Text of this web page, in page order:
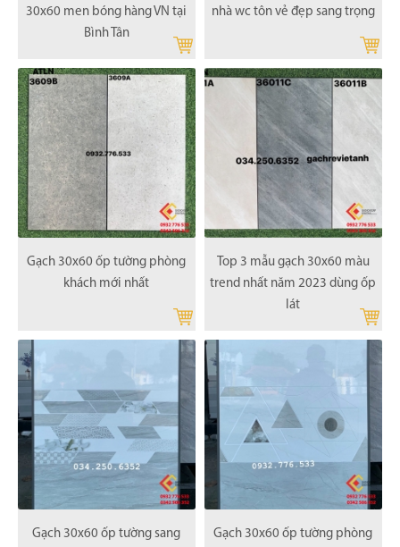
30x60 men bóng hàng VN tại
Bình Tân
nhà wc tôn vẻ đẹp sang trọng
Gạch 30x60 ốp tường phòng
khách mới nhất
Top 3 mẫu gạch 30x60 màu
trend nhất năm 2023 dùng ốp
lát
Gạch 30x60 ốp tường sang
Gạch 30x60 ốp tường phòng